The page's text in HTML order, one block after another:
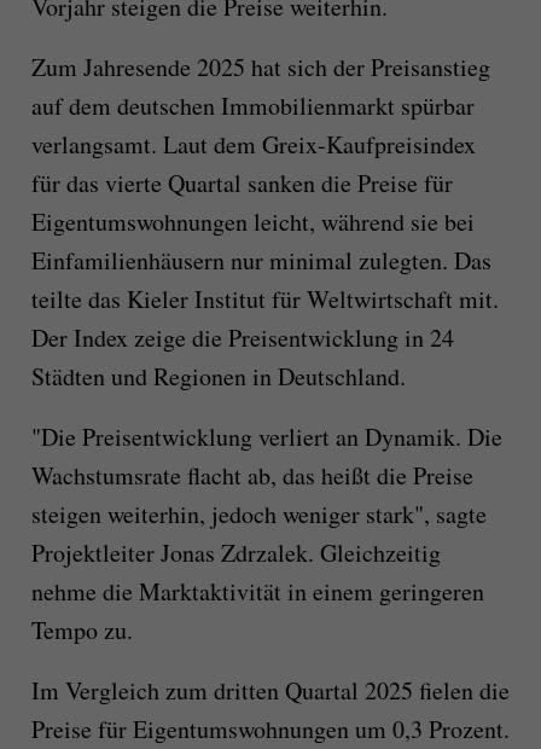
Zum Jahresende 2025 hat sich der Preisanstieg
auf dem deutschen Immobilienmarkt spürbar
verlangsamt. Laut dem Greix-Kaufpreisindex
für das vierte Quartal sanken die Preise für
Eigentumswohnungen leicht, während sie bei
Einfamilienhäusern nur minimal zulegten. Das
teilte das Kieler Institut für Weltwirtschaft mit.
Der Index zeige die Preisentwicklung in 24
Städten und Regionen in Deutschland.
"Die Preisentwicklung verliert an Dynamik. Die
Wachstumsrate flacht ab, das heißt die Preise
steigen weiterhin, jedoch weniger stark", sagte
Projektleiter Jonas Zdrzalek. Gleichzeitig
nehme die Marktaktivität in einem geringeren
Tempo zu.
Im Vergleich zum dritten Quartal 2025 fielen die
Preise für Eigentumswohnungen um 0,3 Prozent.